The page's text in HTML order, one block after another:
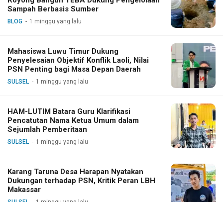
Sampah Berbasis Sumber
BLOG 1 minggu yang lalu
Mahasiswa Luwu Timur Dukung
Penyelesaian Objektif Konflik Laoli, Nilai
PSN Penting bagi Masa Depan Daerah
SULSEL 1 minggu yang lalu
HAM-LUTIM Batara Guru Klarifikasi
Pencatutan Nama Ketua Umum dalam
Sejumlah Pemberitaan
SULSEL 1 minggu yang lalu
Karang Taruna Desa Harapan Nyatakan
Dukungan terhadap PSN, Kritik Peran LBH
Makassar